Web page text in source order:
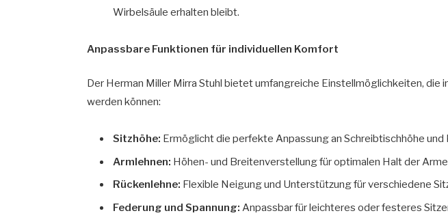
Wirbelsäule erhalten bleibt.
Anpassbare Funktionen für individuellen Komfort
Der Herman Miller Mirra Stuhl bietet umfangreiche Einstellmöglichkeiten, die
werden können:
Sitzhöhe: Ermöglicht die perfekte Anpassung an Schreibtischhöhe
Armlehnen: Höhen- und Breitenverstellung für optimalen Halt der
Rückenlehne: Flexible Neigung und Unterstützung für verschiedene
Federung und Spannung: Anpassbar für leichteres oder festeres